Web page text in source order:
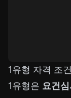
1유형 자격 조
1유형은 요건